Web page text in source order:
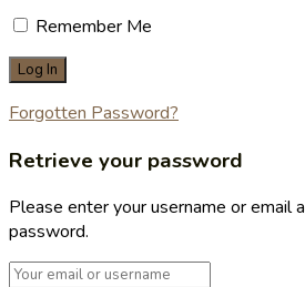
Remember Me
Forgotten Password?
Retrieve your password
Please enter your username or email
password.